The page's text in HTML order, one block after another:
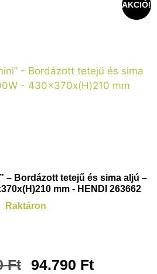
AKCIÓ!
– Bordázott tetejű és sima aljú –
mm - HENDI 263662
Raktáron
Ft 94.790 Ft